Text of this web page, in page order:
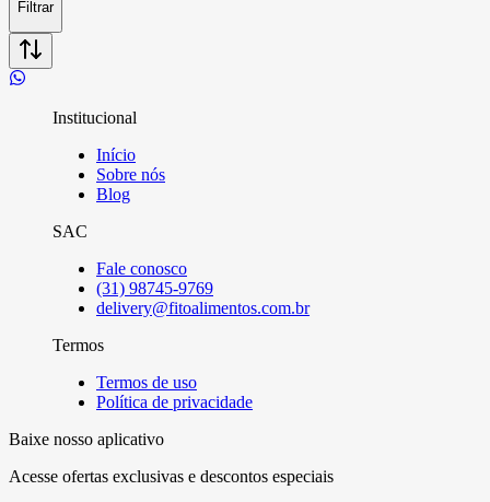
Filtrar
Institucional
Início
Sobre nós
Blog
SAC
Fale conosco
(31) 98745-9769
delivery@fitoalimentos.com.br
Termos
Termos de uso
Política de privacidade
Baixe nosso aplicativo
Acesse ofertas exclusivas e descontos especiais